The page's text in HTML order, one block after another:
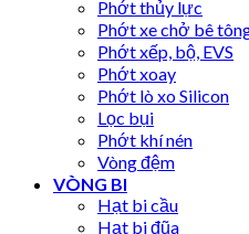
Phớt thủy lực
Phớt xe chở bê
Phớt xếp, bộ, EVS
Phớt xoay
Phớt lò xo Silicon
Lọc bụi
Phớt khí nén
Vòng đệm
VÒNG BI
Hạt bi cầu
Hạt bi đũa